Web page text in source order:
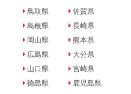
鳥取県
島根県
岡山県
広島県
山口県
徳島県
佐賀県
長崎県
熊本県
大分県
宮崎県
鹿児島県